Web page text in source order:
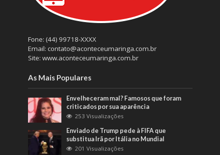
Fone: (44) 99718-XXXX
Email: contato@aconteceumaringa.com.br
Site: www.aconteceumaringa.com.br
As Mais Populares
Envelheceram mal? Famosos que foram
criticados por sua aparência
253 Visualizações
Enviado de Trump pede à FIFA que
substitua Irã por Itália no Mundial
201 Visualizações